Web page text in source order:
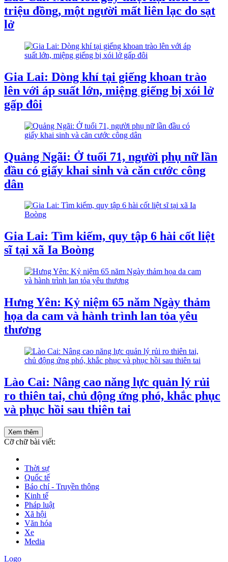
triệu đồng, một người mất liên lạc do sạt
lở
Gia Lai: Dòng khí tại giếng khoan trào
lên với áp suất lớn, miệng giếng bị xói lở
gấp đôi
Quảng Ngãi: Ở tuổi 71, người phụ nữ lần
đầu có giấy khai sinh và căn cước công
dân
Gia Lai: Tìm kiếm, quy tập 6 hài cốt liệt
sĩ tại xã Ia Boòng
Hưng Yên: Kỷ niệm 65 năm Ngày thảm
họa da cam và hành trình lan tỏa yêu
thương
Lào Cai: Nâng cao năng lực quản lý rủi
ro thiên tai, chủ động ứng phó, khắc phục
và phục hồi sau thiên tai
Xem thêm
Cỡ chữ bài viết:
Thời sự
Quốc tế
Báo chí - Truyền thông
Kinh tế
Pháp luật
Xã hội
Văn hóa
Xe
Media
Logo